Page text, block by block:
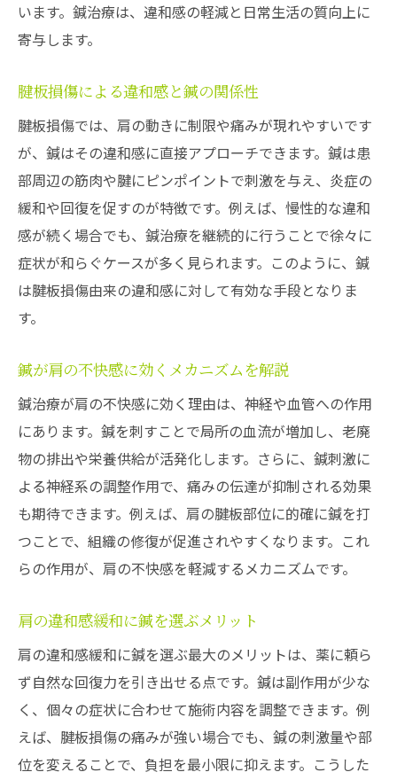
います。鍼治療は、違和感の軽減と日常生活の質向上に
寄与します。
腱板損傷による違和感と鍼の関係性
腱板損傷では、肩の動きに制限や痛みが現れやすいです
が、鍼はその違和感に直接アプローチできます。鍼は患
部周辺の筋肉や腱にピンポイントで刺激を与え、炎症の
緩和や回復を促すのが特徴です。例えば、慢性的な違和
感が続く場合でも、鍼治療を継続的に行うことで徐々に
症状が和らぐケースが多く見られます。このように、鍼
は腱板損傷由来の違和感に対して有効な手段となりま
す。
鍼が肩の不快感に効くメカニズムを解説
鍼治療が肩の不快感に効く理由は、神経や血管への作用
にあります。鍼を刺すことで局所の血流が増加し、老廃
物の排出や栄養供給が活発化します。さらに、鍼刺激に
よる神経系の調整作用で、痛みの伝達が抑制される効果
も期待できます。例えば、肩の腱板部位に的確に鍼を打
つことで、組織の修復が促進されやすくなります。これ
らの作用が、肩の不快感を軽減するメカニズムです。
肩の違和感緩和に鍼を選ぶメリット
肩の違和感緩和に鍼を選ぶ最大のメリットは、薬に頼ら
ず自然な回復力を引き出せる点です。鍼は副作用が少な
く、個々の症状に合わせて施術内容を調整できます。例
えば、腱板損傷の痛みが強い場合でも、鍼の刺激量や部
位を変えることで、負担を最小限に抑えます。こうした